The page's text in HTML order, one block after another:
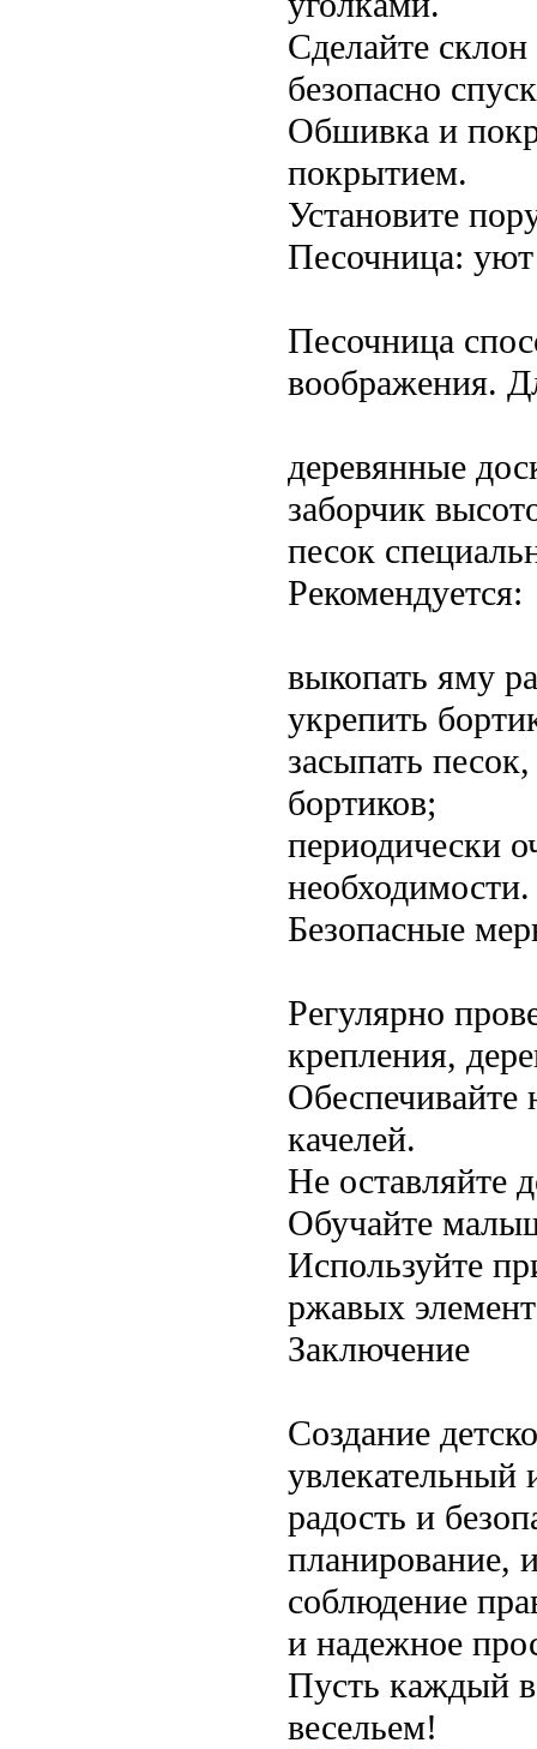
Сделайте
безопасно
Обшивка и
покрытием.
Установите
Песочница: уют
Песочница
воображения.
деревянные
заборчик
песок
Рекомендуется:
выкопать яму
укрепить
засыпать
бортиков;
периодически
необходимости.
Безопасные
Регулярно
крепления,
Обеспечивайте
качелей.
Не оставляйте
Обучайте
Используйте
ржавых
Заключение
Создание
увлекательный
радость и
планирование,
соблюдение
и надежное
Пусть каждый
весельем!